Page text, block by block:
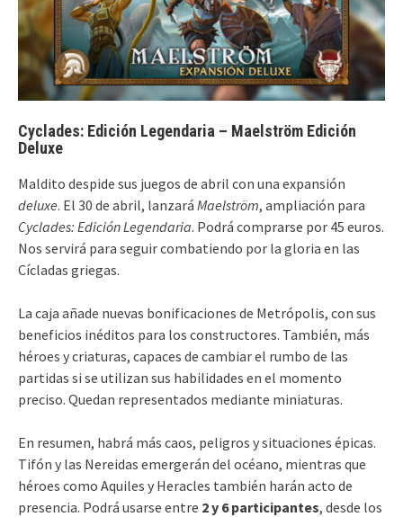
Cyclades: Edición Legendaria – Maelström Edición
Deluxe
Maldito despide sus juegos de abril con una expansión
deluxe. El 30 de abril, lanzará Maelström, ampliación para
Cyclades: Edición Legendaria. Podrá comprarse por 45 euros.
Nos servirá para seguir combatiendo por la gloria en las
Cícladas griegas.
La caja añade nuevas bonificaciones de Metrópolis, con sus
beneficios inéditos para los constructores. También, más
héroes y criaturas, capaces de cambiar el rumbo de las
partidas si se utilizan sus habilidades en el momento
preciso. Quedan representados mediante miniaturas.
En resumen, habrá más caos, peligros y situaciones épicas.
Tifón y las Nereidas emergerán del océano, mientras que
héroes como Aquiles y Heracles también harán acto de
presencia. Podrá usarse entre 2 y 6 participantes, desde los